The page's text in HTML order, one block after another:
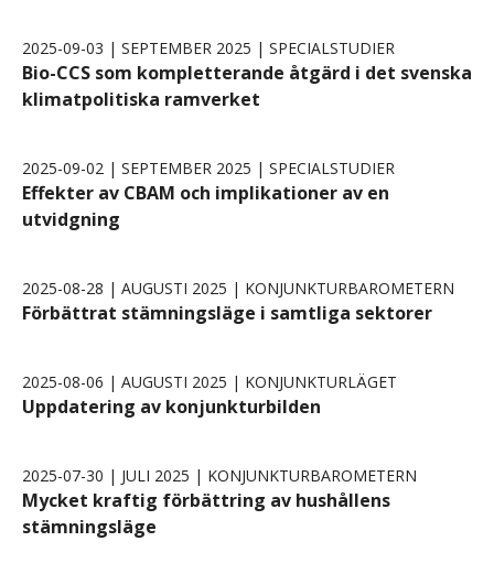
2025-09-03 | SEPTEMBER 2025 | SPECIALSTUDIER
Bio-CCS som kompletterande åtgärd i det svenska
klimatpolitiska ramverket
2025-09-02 | SEPTEMBER 2025 | SPECIALSTUDIER
Effekter av CBAM och implikationer av en
utvidgning
2025-08-28 | AUGUSTI 2025 | KONJUNKTURBAROMETERN
Förbättrat stämningsläge i samtliga sektorer
2025-08-06 | AUGUSTI 2025 | KONJUNKTURLÄGET
Uppdatering av konjunkturbilden
2025-07-30 | JULI 2025 | KONJUNKTURBAROMETERN
Mycket kraftig förbättring av hushållens
stämningsläge